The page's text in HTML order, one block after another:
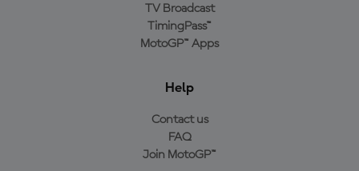
TV Broadcast
TimingPass™
MotoGP™ Apps
Help
Contact us
FAQ
Join MotoGP™